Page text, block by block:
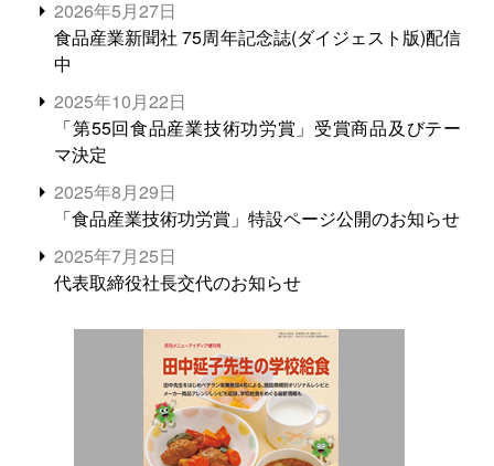
2026年5月27日
食品産業新聞社 75周年記念誌(ダイジェスト版)配信
中
2025年10月22日
「第55回食品産業技術功労賞」受賞商品及びテー
マ決定
2025年8月29日
「食品産業技術功労賞」特設ページ公開のお知らせ
2025年7月25日
代表取締役社長交代のお知らせ